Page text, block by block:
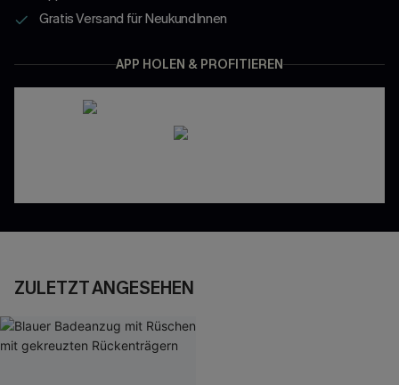
Gratis Versand für NeukundInnen
APP HOLEN & PROFITIEREN
ZULETZT ANGESEHEN